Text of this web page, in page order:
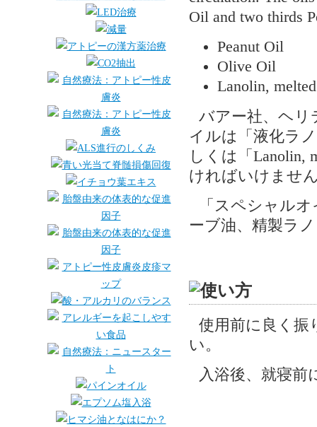
Oil and two thirds
Peanut Oil
Olive Oil
Lanolin, melted
バアー社、ヘリ
イルは「液化ラ
しくは「Lanolin,
ければいけませ
「スペシャル
ーブ油、精製ラ
使用前に良く振
い。
入浴後、就寝前